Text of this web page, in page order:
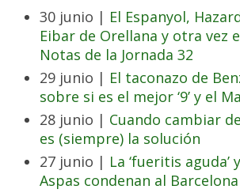
30 junio | El Espanyol,
Eibar de Orellana y otra vez
Notas de la Jornada 32
29 junio | El taconazo de
sobre si es el mejor ‘9’ y el
28 junio | Cuando cambiar
es (siempre) la solución
27 junio | La ‘fueritis aguda’
Aspas condenan al Barcelona